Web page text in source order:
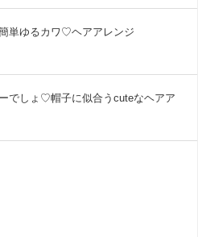
単ゆるカワ♡ヘアアレンジ
でしょ♡帽子に似合うcuteなヘアア